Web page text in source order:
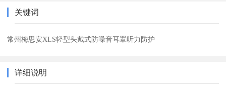
关键词
常州梅思安XLS轻型头戴式防噪音耳罩听力防护
详细说明